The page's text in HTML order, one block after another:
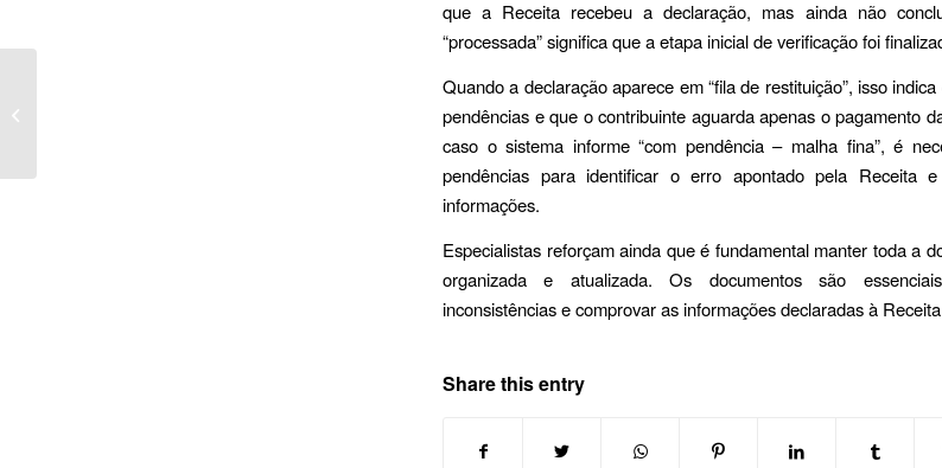
que a Receita recebeu a declaração, mas ainda não
“processada” significa que a etapa inicial de verificação foi
Quando a declaração aparece em “fila de restituição”, isso
pendências e que o contribuinte aguarda apenas o pagamento
caso o sistema informe “com pendência – malha fina”, é
pendências para identificar o erro apontado pela Receita
informações.
Especialistas reforçam ainda que é fundamental manter toda a
organizada e atualizada. Os documentos são
inconsistências e comprovar as informações declaradas à
Share this entry